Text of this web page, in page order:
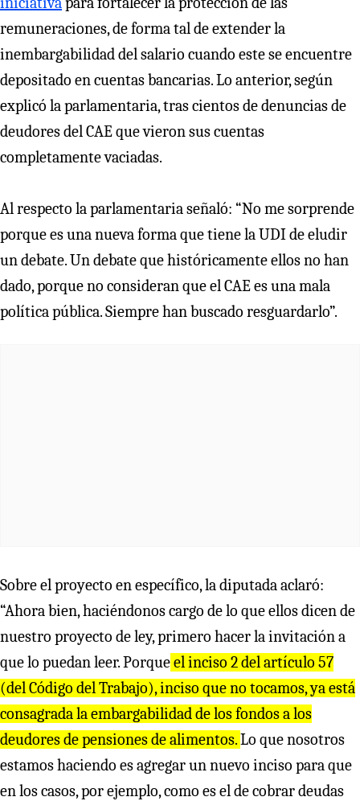
remuneraciones, de forma tal de extender la
inembargabilidad del salario cuando este se encuentre
depositado en cuentas bancarias. Lo anterior, según
explicó la parlamentaria, tras cientos de denuncias de
deudores del CAE que vieron sus cuentas
completamente vaciadas.
Al respecto la parlamentaria señaló: “No me sorprende
porque es una nueva forma que tiene la UDI de eludir
un debate. Un debate que históricamente ellos no han
dado, porque no consideran que el CAE es una mala
política pública. Siempre han buscado resguardarlo”.
Sobre el proyecto en específico, la diputada aclaró:
“Ahora bien, haciéndonos cargo de lo que ellos dicen de
nuestro proyecto de ley, primero hacer la invitación a
que lo puedan leer. Porqueel inciso 2 del artículo 57
(del Código del Trabajo), inciso que no tocamos, ya está
consagrada la embargabilidad de los fondos a los
deudores de pensiones de alimentos.Lo que nosotros
estamos haciendo es agregar un nuevo inciso para que
en los casos, por ejemplo, como es el de cobrar deudas